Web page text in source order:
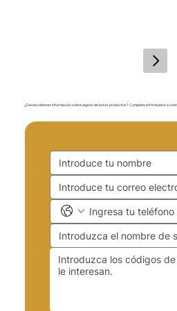
¿Desea obtener información sobre alguno de estos productos? Complete el formulario a